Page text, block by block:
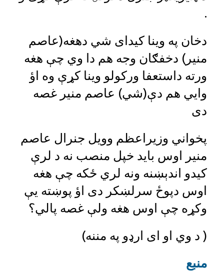
.
دخان په وینا کیدای شي دهغه(عاصم
منیر) دخفګان وجه هم دا وي چې هغه
ورته داستعفا ورکولو وینا کړې وه اؤ
وایي هم دې(شي) عاصم منیر غصه
دی
پخواني وزیراعظم وویل جنرال عاصم
منیر اوس باید خپل منصب نه د لرې
کیدو اندېښنه ونه لري ځکه چې هغه
اوس دپوځ سرلښکر دی اؤ پوښته یې
وکړه چې اوس هغه ولې غصه پالي؟
( د وي او ای ارډو په مننه)
منبع